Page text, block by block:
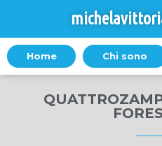
Home Chi sono